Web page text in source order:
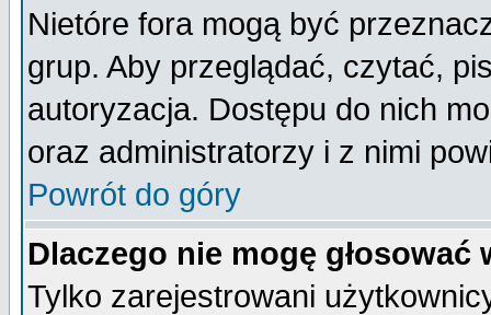
Nietóre fora mogą być
grup. Aby przeglądać, czytać,
autoryzacja. Dostępu do nich
oraz administratorzy i z nimi
Powrót do góry
Dlaczego nie mogę głosować
Tylko zarejestrowani